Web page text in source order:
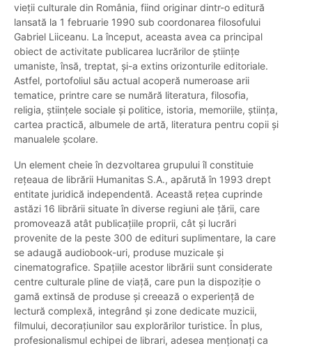
vieții culturale din România, fiind originar dintr-o editură
lansată la 1 februarie 1990 sub coordonarea filosofului
Gabriel Liiceanu. La început, aceasta avea ca principal
obiect de activitate publicarea lucrărilor de științe
umaniste, însă, treptat, și-a extins orizonturile editoriale.
Astfel, portofoliul său actual acoperă numeroase arii
tematice, printre care se numără literatura, filosofia,
religia, științele sociale și politice, istoria, memoriile, știința,
cartea practică, albumele de artă, literatura pentru copii și
manualele școlare.
Un element cheie în dezvoltarea grupului îl constituie
rețeaua de librării Humanitas S.A., apărută în 1993 drept
entitate juridică independentă. Această rețea cuprinde
astăzi 16 librării situate în diverse regiuni ale țării, care
promovează atât publicațiile proprii, cât și lucrări
provenite de la peste 300 de edituri suplimentare, la care
se adaugă audiobook-uri, produse muzicale și
cinematografice. Spațiile acestor librării sunt considerate
centre culturale pline de viață, care pun la dispoziție o
gamă extinsă de produse și creează o experiență de
lectură complexă, integrând și zone dedicate muzicii,
filmului, decorațiunilor sau explorărilor turistice. În plus,
profesionalismul echipei de librari, adesea menționați ca